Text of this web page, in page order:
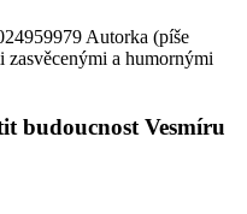
Autorka (píše
zasvěcenými a humornými
budoucnost Vesmíru